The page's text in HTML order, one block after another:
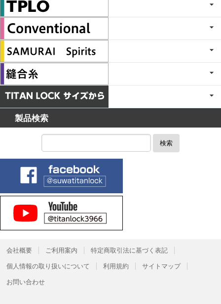
製品検索
検索
会社概要 ご利用案内 特定商取引法に基づく表記
個人情報の取り扱いについて 利用規約 サイトマップ
お問い合わせ